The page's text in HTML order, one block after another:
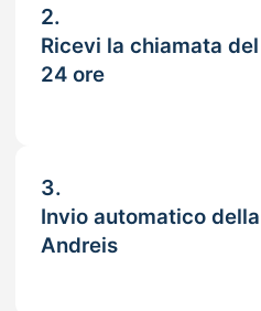
2.
Ricevi la chiamata
24 ore
3.
Invio automatico
Andreis